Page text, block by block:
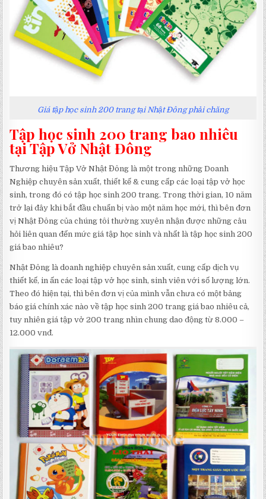
Giá tập học sinh 200 trang tại Nhật Đông phải chăng
Tập học sinh 200 trang bao nhiêu
tại Tập Vở Nhật Đông
Thương hiệu Tập Vở Nhật Đông là một trong những Doanh
Nghiệp chuyên sản xuất, thiết kế & cung cấp các loại tập vở học
sinh, trong đó có tập học sinh 200 trang. Trong thời gian, 10 năm
trở lại đây khi bắt đầu chuẩn bị vào một năm học mới, thì bên đơn
vị Nhật Đông của chúng tôi thường xuyên nhận được những câu
hỏi liên quan đến mức giá tập học sinh và nhất là tập học sinh 200
giá bao nhiêu?
Nhật Đông là doanh nghiệp chuyên sản xuất, cung cấp dịch vụ
thiết kế, in ấn các loại tập vở học sinh, sinh viên với số lượng lớn.
Theo đó hiện tại, thì bên đơn vị của mình vẫn chưa có một bảng
báo giá chính xác nào về tập học sinh 200 trang giá bao nhiêu cả,
tuy nhiên giá tập vở 200 trang nhìn chung dao động từ 8.000 –
12.000 vnđ.